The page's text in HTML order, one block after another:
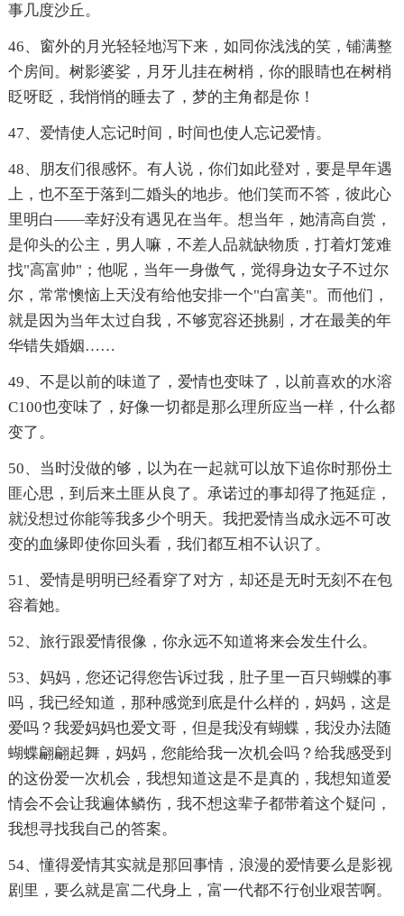
事几度沙丘。
46、窗外的月光轻轻地泻下来，如同你浅浅的笑，铺满整
个房间。树影婆娑，月牙儿挂在树梢，你的眼睛也在树梢
眨呀眨，我悄悄的睡去了，梦的主角都是你！
47、爱情使人忘记时间，时间也使人忘记爱情。
48、朋友们很感怀。有人说，你们如此登对，要是早年遇
上，也不至于落到二婚头的地步。他们笑而不答，彼此心
里明白——幸好没有遇见在当年。想当年，她清高自赏，
是仰头的公主，男人嘛，不差人品就缺物质，打着灯笼难
找"高富帅"；他呢，当年一身傲气，觉得身边女子不过尔
尔，常常懊恼上天没有给他安排一个"白富美"。而他们，
就是因为当年太过自我，不够宽容还挑剔，才在最美的年
华错失婚姻……
49、不是以前的味道了，爱情也变味了，以前喜欢的水溶
C100也变味了，好像一切都是那么理所应当一样，什么都
变了。
50、当时没做的够，以为在一起就可以放下追你时那份土
匪心思，到后来土匪从良了。承诺过的事却得了拖延症，
就没想过你能等我多少个明天。我把爱情当成永远不可改
变的血缘即使你回头看，我们都互相不认识了。
51、爱情是明明已经看穿了对方，却还是无时无刻不在包
容着她。
52、旅行跟爱情很像，你永远不知道将来会发生什么。
53、妈妈，您还记得您告诉过我，肚子里一百只蝴蝶的事
吗，我已经知道，那种感觉到底是什么样的，妈妈，这是
爱吗？我爱妈妈也爱文哥，但是我没有蝴蝶，我没办法随
蝴蝶翩翩起舞，妈妈，您能给我一次机会吗？给我感受到
的这份爱一次机会，我想知道这是不是真的，我想知道爱
情会不会让我遍体鳞伤，我不想这辈子都带着这个疑问，
我想寻找我自己的答案。
54、懂得爱情其实就是那回事情，浪漫的爱情要么是影视
剧里，要么就是富二代身上，富一代都不行创业艰苦啊。